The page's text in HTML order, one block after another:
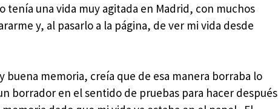
una vida muy agitada en Madrid, con muchos
y, al pasarlo a la página, de ver mi vida desde
memoria, creía que de esa manera borraba lo
borrador en el sentido de pruebas para hacer después